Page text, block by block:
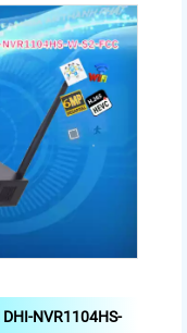
DHI-NVR1104HS-